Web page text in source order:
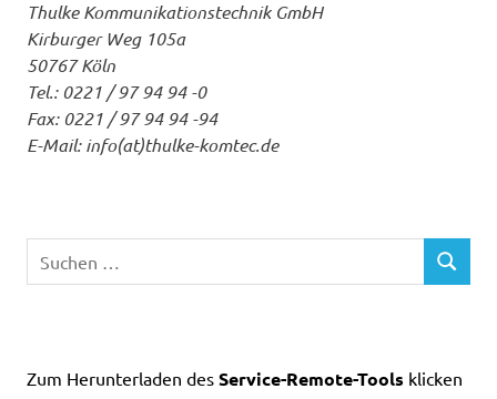
Thulke Kommunikationstechnik GmbH
Kirburger Weg 105a
50767 Köln
Tel.: 0221 / 97 94 94 -0
Fax: 0221 / 97 94 94 -94
E-Mail: info(at)thulke-komtec.de
nach:
SUCHEN
Zum Herunterladen des Service-Remote-Tools klicken